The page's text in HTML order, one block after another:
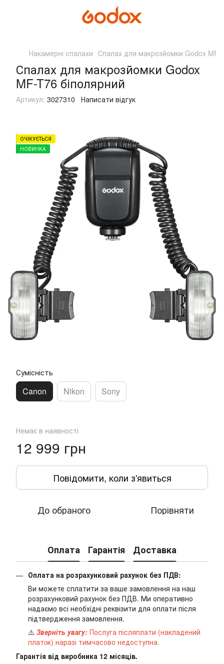
Накамерні спалахи Спалах для макрозйомки Godox MF-
Спалах для макрозйомки Godox
MF-T76 біполярний
Артикул: 3027310 Написати відгук
ОЧІКУЄТЬСЯ
НОВИНКА
Сумісність
Canon Nikon Sony
Немає в наявності
12 999 грн
Повідомити, коли з'явиться
До обраного Порівняти
Оплата Гарантія Доставка
Оплата на розрахунковий рахунок без ПДВ:
Ви можете сплатити за ваше замовлення на наш
розрахунковий рахунок без ПДВ. Ми оперативно
надаємо всі необхідні реквізити для оплати після
підтвердження замовлення.
⚠️ Зверніть увагу: Послуга післяплати (накладений
платіж) наразі тимчасово недоступна.
Гарантія від виробника 12 місяців.